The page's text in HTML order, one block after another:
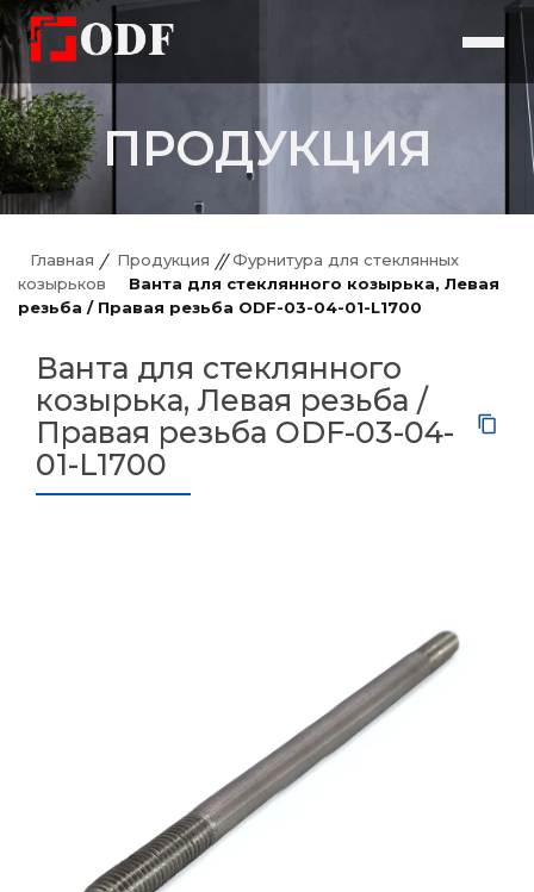
ПРОДУКЦИЯ
Главная Продукция
Фурнитура для стеклянных
козырьков
Ванта для стеклянного козырька, Левая
резьба / Правая резьба ODF-03-04-01-L1700
Ванта для стеклянного
козырька, Левая резьба /
Правая резьба ODF-03-04-
01-L1700